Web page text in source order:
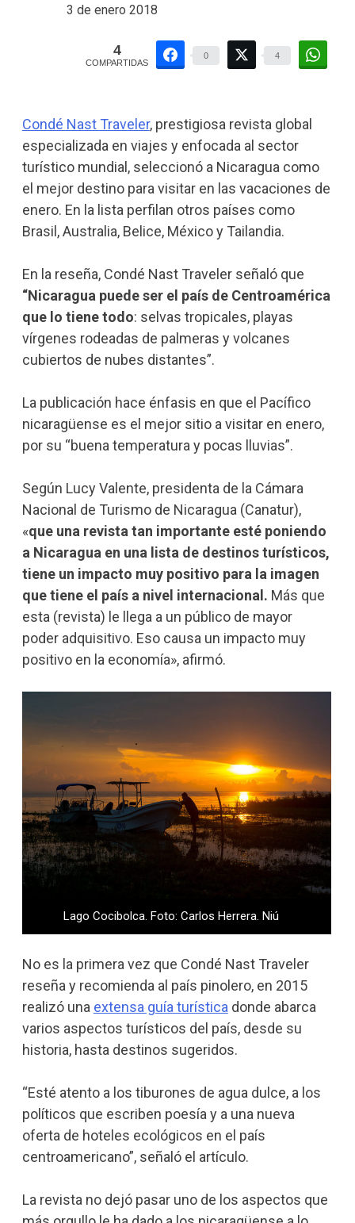
3 de enero 2018
4
COMPARTIDAS
0 4
Condé Nast Traveler, prestigiosa revista global
especializada en viajes y enfocada al sector
turístico mundial, seleccionó a Nicaragua como
el mejor destino para visitar en las vacaciones de
enero. En la lista perfilan otros países como
Brasil, Australia, Belice, México y Tailandia.
En la reseña, Condé Nast Traveler señaló que
“Nicaragua puede ser el país de Centroamérica
que lo tiene todo: selvas tropicales, playas
vírgenes rodeadas de palmeras y volcanes
cubiertos de nubes distantes”.
La publicación hace énfasis en que el Pacífico
nicaragüense es el mejor sitio a visitar en enero,
por su “buena temperatura y pocas lluvias”.
Según Lucy Valente, presidenta de la Cámara
Nacional de Turismo de Nicaragua (Canatur),
«que una revista tan importante esté poniendo
a Nicaragua en una lista de destinos turísticos,
tiene un impacto muy positivo para la imagen
que tiene el país a nivel internacional. Más que
esta (revista) le llega a un público de mayor
poder adquisitivo. Eso causa un impacto muy
positivo en la economía», afirmó.
Lago Cocibolca. Foto: Carlos Herrera. Niú
No es la primera vez que Condé Nast Traveler
reseña y recomienda al país pinolero, en 2015
realizó una extensa guía turística donde abarca
varios aspectos turísticos del país, desde su
historia, hasta destinos sugeridos.
“Esté atento a los tiburones de agua dulce, a los
políticos que escriben poesía y a una nueva
oferta de hoteles ecológicos en el país
centroamericano”, señaló el artículo.
La revista no dejó pasar uno de los aspectos que